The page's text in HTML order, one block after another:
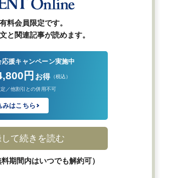
料会員限定です。
と関連記事が読めます。
応援キャンペーン実施中
円 お得 （税込）
／他割引との併用不可
みはこちら
て続きを読む
期間内はいつでも解約可）